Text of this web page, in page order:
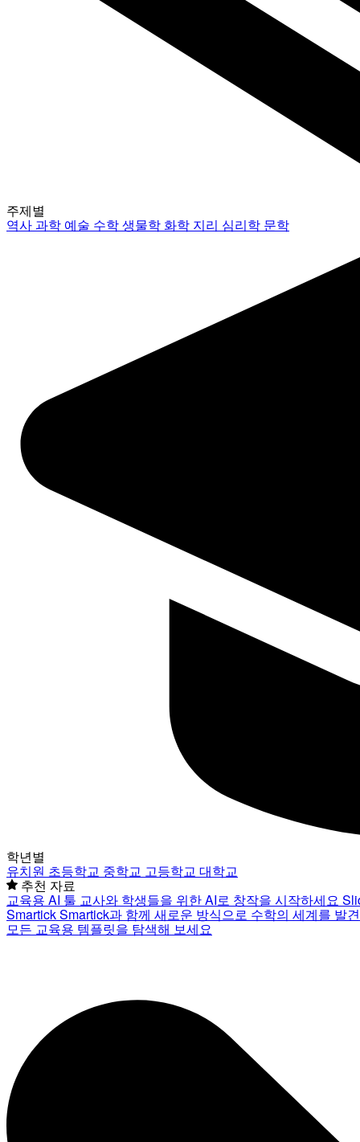
주제별
역사과학 예술 수학생물학 화학 지리 심리학 문학
학년별
유치원 초등학교 중학교 고등학교 대학교
추천 자료
교육용 AI 툴 교사와 학생들을 위한 AI로 창작을 시작하세요
SmartickSmartick과 함께 새로운 방식으로 수학의 세계를 발
모든 교육용 템플릿을 탐색해 보세요